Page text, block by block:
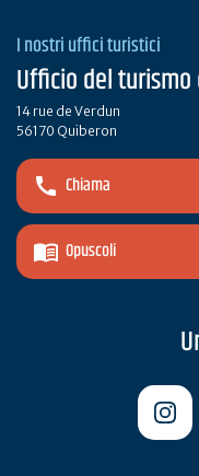
I nostri uffici turistici
Ufficio del turismo
14 rue de Verdun
56170 Quiberon
Chiama
Opuscoli